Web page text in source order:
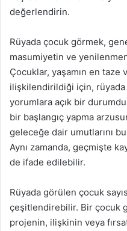
değerlendirin.
Rüyada çocuk görmek,
masumiyetin ve
Çocuklar, yaşamın en
ilişkilendirildiği için,
yorumlara açık bir
bir başlangıç yapma
geleceğe dair umutlarını
Aynı zamanda, geçmişte
de ifade edilebilir.
Rüyada görülen çocuk
çeşitlendirebilir. Bir çocuk
projenin, ilişkinin veya